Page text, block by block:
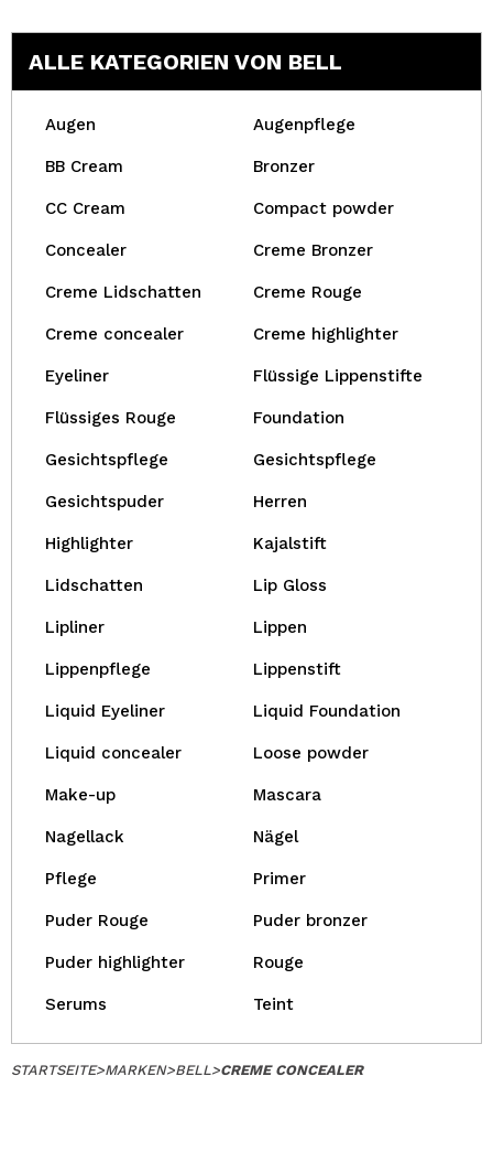
ALLE KATEGORIEN VON BELL
Augen Augenpflege
BB Cream Bronzer
CC Cream Compact powder
Concealer Creme Bronzer
Creme Lidschatten Creme Rouge
Creme concealer Creme highlighter
Eyeliner Flüssige Lippenstifte
Flüssiges Rouge Foundation
Gesichtspflege Gesichtspflege
Gesichtspuder Herren
Highlighter Kajalstift
Lidschatten Lip Gloss
Lipliner Lippen
Lippenpflege Lippenstift
Liquid Eyeliner Liquid Foundation
Liquid concealer Loose powder
Make-up Mascara
Nagellack Nägel
Pflege Primer
Puder Rouge Puder bronzer
Puder highlighter Rouge
Serums Teint
STARTSEITE>MARKEN>BELL>CREME CONCEALER